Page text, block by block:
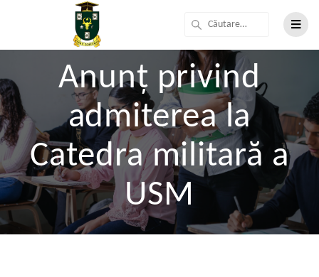
Anunț privind
admiterea la
Catedra militară a
USM